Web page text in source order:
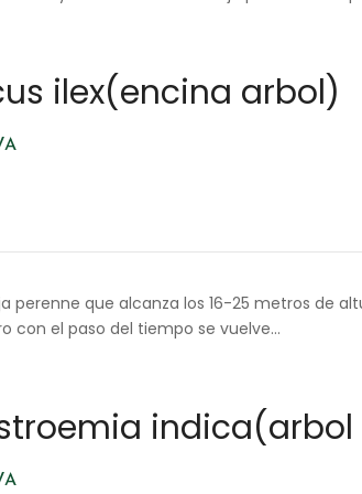
ilex(encina arbol)
perenne que alcanza los 16-25 metros de
con el paso del tiempo se vuelve…
indica(arbol